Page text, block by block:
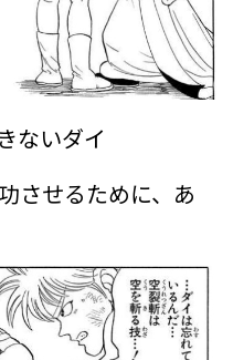
ないダイ
させるために、あ